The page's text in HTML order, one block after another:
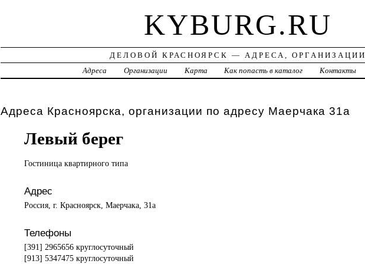
KYBURG.RU
ДЕЛОВОЙ КРАСНОЯРСК — АДРЕСА, ОРГАНИЗАЦИИ
Адреса
Организации Карта Как попасть в каталог Контакты
Адреса Красноярска, организации по адресу Маерчака 31а
Левый берег
Гостиница квартирного типа
Адрес
Россия, г. Красноярск, Маерчака, 31а
Телефоны
[391] 2965656 круглосуточный
[913] 5347475 круглосуточный